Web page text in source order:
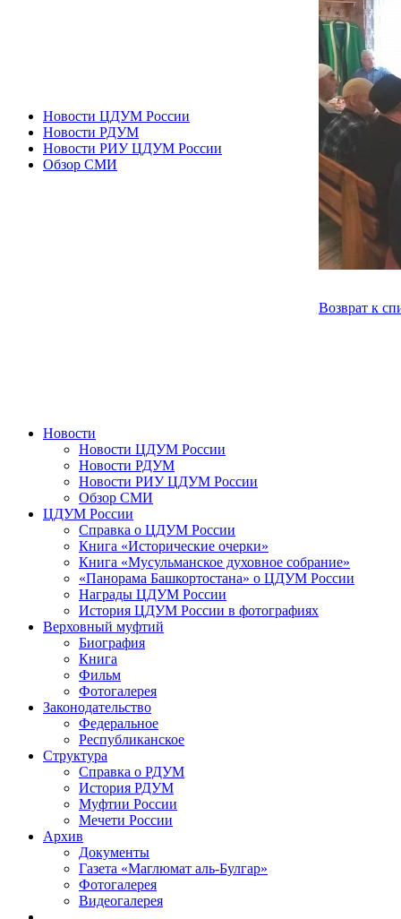
Новости ЦДУМ России
Новости РДУМ
Новости РИУ ЦДУМ России
Обзор СМИ
Возврат к
Новости
Новости ЦДУМ России
Новости РДУМ
Новости РИУ ЦДУМ России
Обзор СМИ
ЦДУМ России
Справка о ЦДУМ России
Книга «Исторические очерки»
Книга «Мусульманское духовное собрание»
«Панорама Башкортостана» о ЦДУМ России
Награды ЦДУМ России
История ЦДУМ России в фотографиях
Верховный муфтий
Биография
Книга
Фильм
Фотогалерея
Законодательство
Федеральное
Республиканское
Структура
Справка о РДУМ
История РДУМ
Муфтии России
Мечети России
Архив
Документы
Газета «Маглюмат аль-Булгар»
Фотогалерея
Видеогалерея